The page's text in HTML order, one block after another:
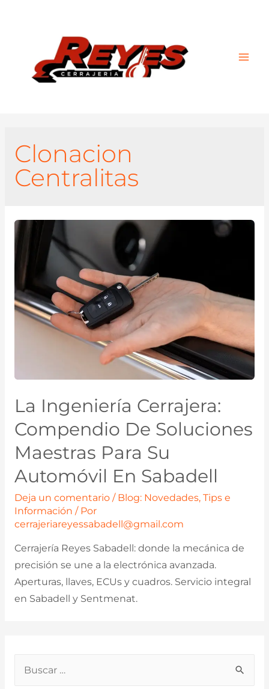
Clonacion
Centralitas
La Ingeniería Cerrajera:
Compendio De Soluciones
Maestras Para Su
Automóvil En Sabadell
Deja un comentario / Blog: Novedades, Tips e
Información / Por
cerrajeriareyessabadell@gmail.com
Cerrajería Reyes Sabadell: donde la mecánica de
precisión se une a la electrónica avanzada.
Aperturas, llaves, ECUs y cuadros. Servicio integral
en Sabadell y Sentmenat.